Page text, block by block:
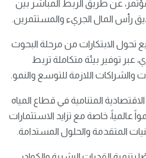
عن طريق الربط المباشر بين
رأس المال الجريء والمستثمرين.
الابتكارات من مرحلة البحوث
عبر توفير بيئة متكاملة تربط
والشراكات اللازمة للتوسع والنمو.
المتنامية في قطاع المياه
خاصة مع تزايد الاستثمارات
المتقدمة والحلول المستدامة.